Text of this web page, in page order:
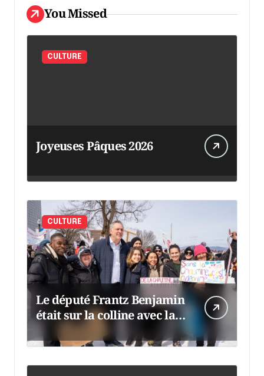
You Missed
CULTURE
Joyeuses Pâques 2026
CULTURE
Le député Frantz Benjamin
était sur la colline avec la
chaumine